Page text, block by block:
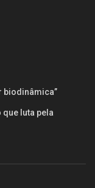
biodinâmica”
luta pela